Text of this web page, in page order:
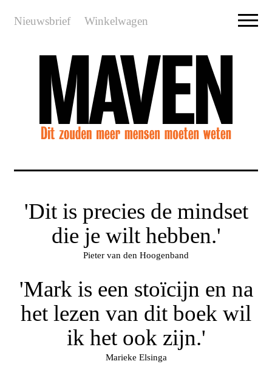
Nieuwsbrief Winkelwagen
'Dit is precies de mindset
die je wilt hebben.'
Pieter van den Hoogenband
'Mark is een stoïcijn en na
het lezen van dit boek wil
ik het ook zijn.'
Marieke Elsinga